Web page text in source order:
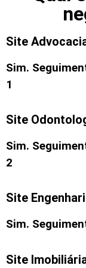
Site
Sim.
1
Site
Sim.
2
Site
Sim.
Site